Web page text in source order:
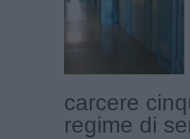
carcere
regime di